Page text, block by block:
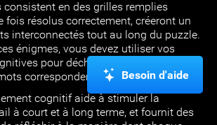
consistent en des grilles remplies
fois résolus correctement, créeront un
interconnectés tout au long du puzzle.
énigmes, vous devez utiliser vos
pour déchiffrer les indices et
correspondent à chaque indice.
cognitif aide à stimuler la
à court et à long terme, et fournit des
Besoin d'aide